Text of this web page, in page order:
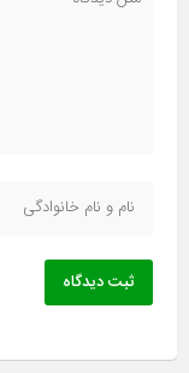
ثبت دیدگاه